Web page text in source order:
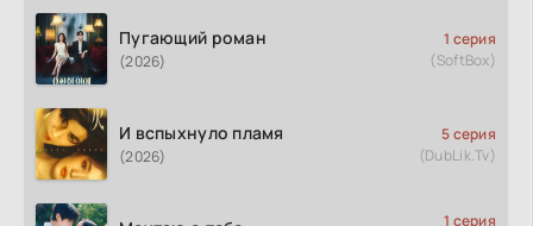
Пугающий роман
(2026)
1 серия
(SoftBox)
И вспыхнуло пламя
(2026)
5 серия
(DubLik.Tv)
1 серия